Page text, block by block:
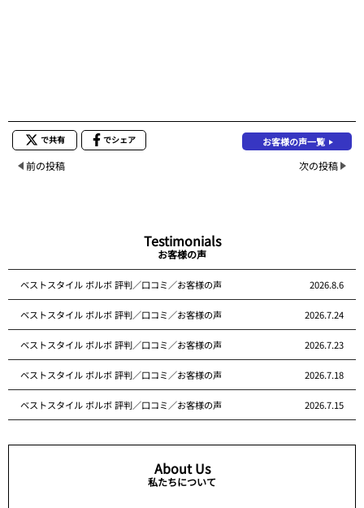
で共有 でシェア お客様の声一覧
前の投稿 次の投稿
Testimonials
お客様の声
ベストスタイル ボルボ 評判／口コミ／お客様の声 2026.8.6
ベストスタイル ボルボ 評判／口コミ／お客様の声 2026.7.24
ベストスタイル ボルボ 評判／口コミ／お客様の声 2026.7.23
ベストスタイル ボルボ 評判／口コミ／お客様の声 2026.7.18
ベストスタイル ボルボ 評判／口コミ／お客様の声 2026.7.15
About Us
私たちについて